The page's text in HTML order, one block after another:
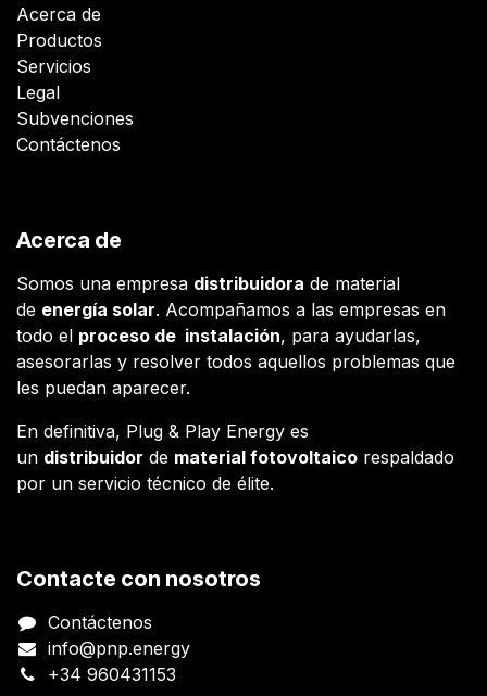
Acerca de
Productos
Servicios
Legal
Subvenciones
Contáctenos
Acerca de
Somos una empresa distribuidora de material
de energía solar. Acompañamos a las empresas en
todo el proceso de instalación, para ayudarlas,
asesorarlas y resolver todos aquellos problemas que
les puedan aparecer.
En definitiva, Plug & Play Energy es
un distribuidor de material fotovoltaico respaldado
por un servicio técnico de élite.
Contacte con nosotros
Contáctenos
info@pnp.energy
+34 960431153